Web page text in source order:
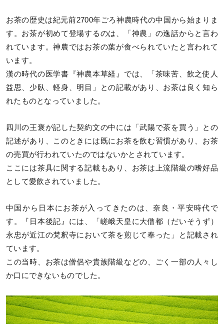
お茶の歴史は紀元前2700年ごろ神農時代の中国から始まりま
す。お茶が初めて登場するのは、「神農」の逸話からと言わ
れています。神農ではお茶の葉が食べられていたと言われて
います。
漢の時代の医学書『神農本草経』では、「茶味苦、飲之使人
益思、少臥、軽身、明目」との記載があり、お茶は良く知ら
れたものとなっていました。
四川の王褒が記した契約文の中には「武陽で茶を買う」との
記述があり、このときには既にお茶を飲む習慣があり、お茶
の売買が行われていたのではないかとされています。
ここには茶具に関する記載もあり、お茶は上流階級の嗜好品
として愛飲されていました。
中国から日本にお茶が入ってきたのは、奈良・平安時代で
す。『日本後記』には、「嵯峨天皇に大僧都（だいそうず）
永忠が近江の梵釈寺において茶を煎じて奉った」と記載され
ています。
この当時、お茶は僧侶や貴族階級などの、ごく一部の人々し
か口にできないものでした。